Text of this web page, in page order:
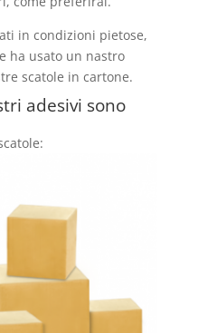
in condizioni pietose,
ha usato un nastro
scatole in cartone.
adesivi sono